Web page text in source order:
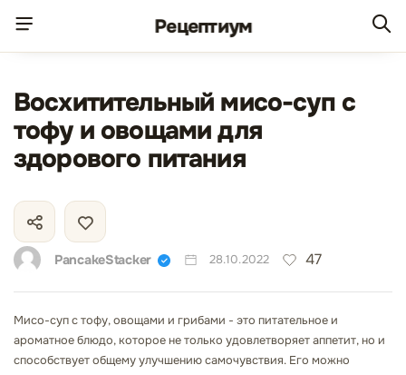
Рецептиум
Восхитительный мисо-суп с
тофу и овощами для
здорового питания
PancakeStacker 28.10.2022 47
Мисо-суп с тофу, овощами и грибами - это питательное и
ароматное блюдо, которое не только удовлетворяет аппетит, но и
способствует общему улучшению самочувствия. Его можно